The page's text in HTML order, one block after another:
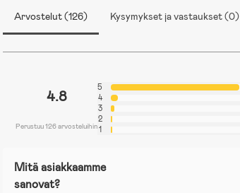
Arvostelut (126) Kysymykset ja vastaukset (0)
4.8
Perustuu 126 arvosteluihin
5
4
3
2
1
Mitä asiakkaamme
sanovat?